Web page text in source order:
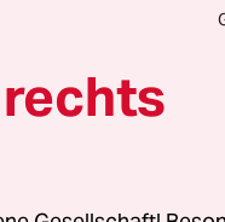
nun eh
aber ohne
vollbringt
mehr als die